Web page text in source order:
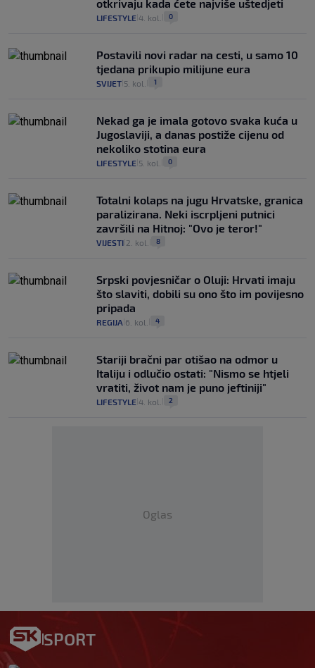
otkrivaju kada ćete najviše uštedjeti
LIFESTYLE 4. kol. 0
Postavili novi radar na cesti, u samo 10
tjedana prikupio milijune eura
SVIJET 5. kol. 1
Nekad ga je imala gotovo svaka kuća u
Jugoslaviji, a danas postiže cijenu od
nekoliko stotina eura
LIFESTYLE 5. kol. 0
Totalni kolaps na jugu Hrvatske, granica
paralizirana. Neki iscrpljeni putnici
završili na Hitnoj: "Ovo je teror!"
VIJESTI 2. kol. 8
Srpski povjesničar o Oluji: Hrvati imaju
što slaviti, dobili su ono što im povijesno
pripada
REGIJA 6. kol. 4
Stariji bračni par otišao na odmor u
Italiju i odlučio ostati: "Nismo se htjeli
vratiti, život nam je puno jeftiniji"
LIFESTYLE 4. kol. 2
Oglas
SPORT